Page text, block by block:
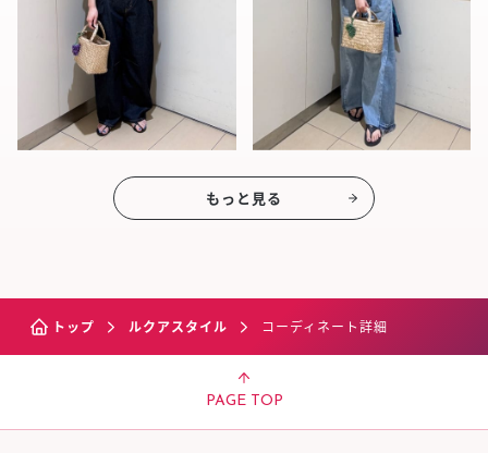
もっと見る
トップ ルクアスタイル コーディネート詳細
PAGE TOP